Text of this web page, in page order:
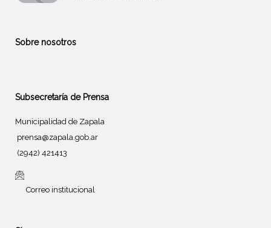
Sobre nosotros
Subsecretaría de Prensa
Municipalidad de Zapala
prensa@zapala.gob.ar
(2942) 421413
Correo institucional